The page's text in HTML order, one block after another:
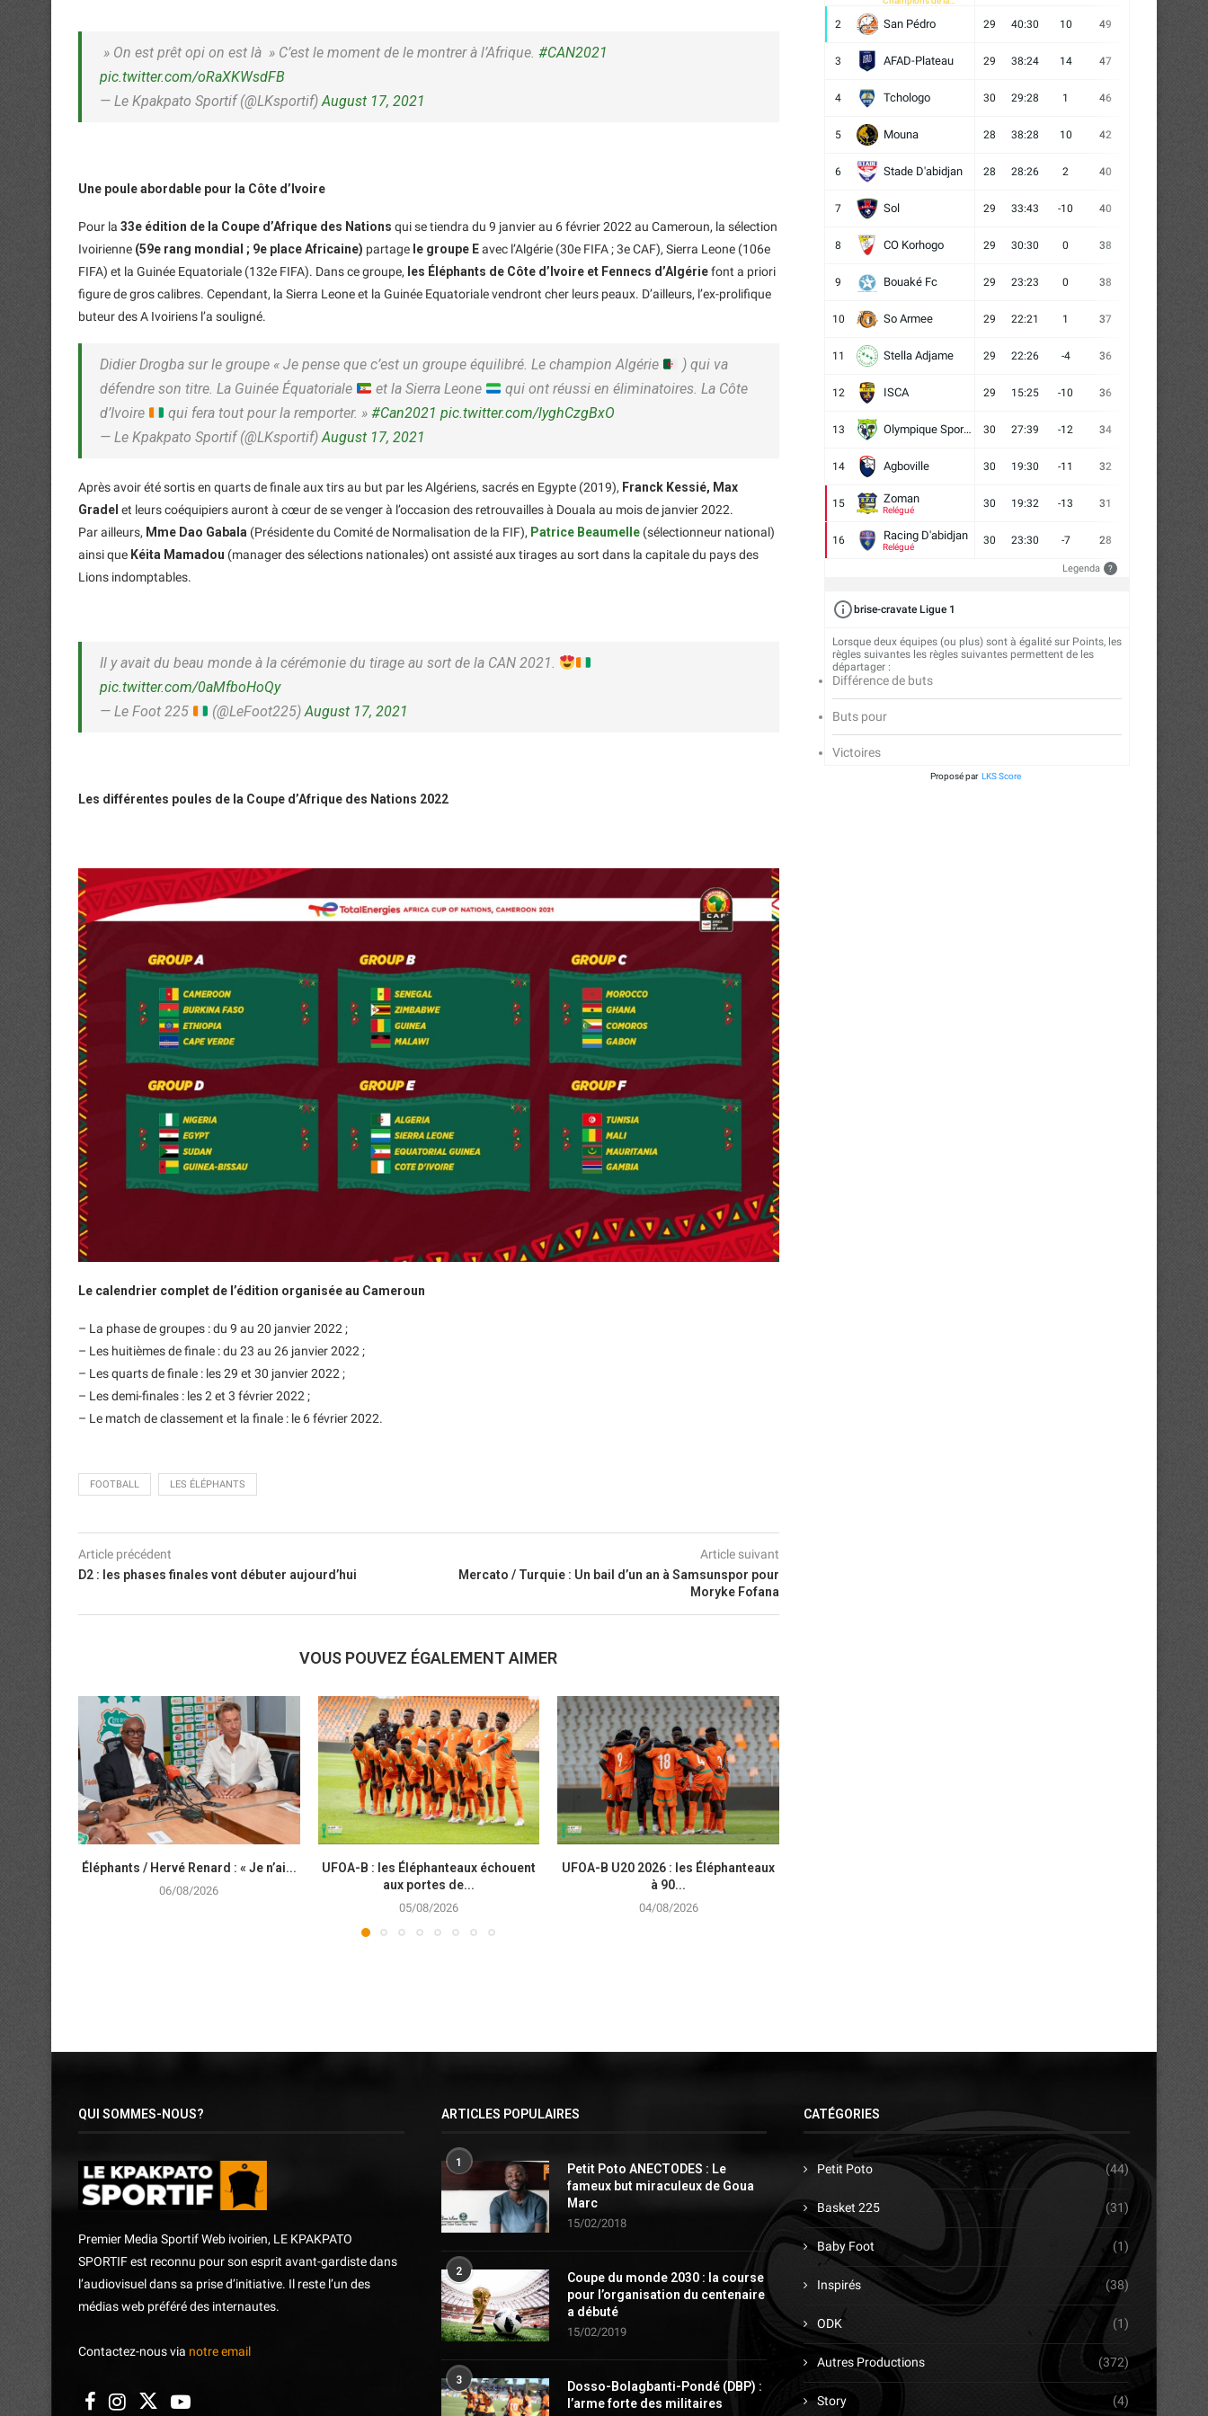
» On est prêt opi on est là » C’est le moment de le montrer à l’Afrique. #CAN2021
pic.twitter.com/oRaXKWsdFB
— Le Kpakpato Sportif (@LKsportif)August 17, 2021
Une poule abordable pour la Côte d’Ivoire
Pour la 33e édition de la Coupe d’Afrique des Nations qui se tiendra du 9 janvier au 6 février 2022 au Cameroun, la sélection
Ivoirienne (59e rang mondial ; 9e place Africaine) partage le groupe Eavec l’Algérie (30e FIFA ; 3e CAF), Sierra Leone (106e
FIFA) et la Guinée Equatoriale (132e FIFA). Dans ce groupe, les Éléphants de Côte d’Ivoire et Fennecs d’Algériefont a priori
figure de gros calibres. Cependant, la Sierra Leone et la Guinée Equatoriale vendront cher leurs peaux. D’ailleurs, l’ex-prolifique
buteur des A Ivoiriens l’a souligné.
Didier Drogba sur le groupe « Je pense que c’est un groupe équilibré. Le champion Algérie
) qui va
défendre son titre. La Guinée Équatoriale
et la Sierra Leone
qui ont réussi en éliminatoires. La Côte
d’Ivoire
qui fera tout pour la remporter. »#Can2021 pic.twitter.com/lyghCzgBxO
— Le Kpakpato Sportif (@LKsportif)August 17, 2021
Après avoir été sortis en quarts de finale aux tirs au but par les Algériens, sacrés en Egypte (2019), Franck Kessié, Max
Gradel et leurs coéquipiers auront à cœur de se venger à l’occasion des retrouvailles à Douala au mois de janvier 2022.
Par ailleurs, Mme Dao Gabala (Présidente du Comité de Normalisation de la FIF), Patrice Beaumelle (sélectionneur national)
ainsi que Kéita Mamadou (manager des sélections nationales) ont assisté aux tirages au sort dans la capitale du pays des
Lions indomptables.
Il y avait du beau monde à la cérémonie du tirage au sort de la CAN 2021.
pic.twitter.com/0aMfboHoQy
— Le Foot 225
(@LeFoot225)August 17, 2021
Les différentes poules de la Coupe d’Afrique des Nations 2022
Le calendrier complet de l’édition organisée au Cameroun
– La phase de groupes : du 9 au 20 janvier 2022 ;
– Les huitièmes de finale : du 23 au 26 janvier 2022 ;
– Les quarts de finale : les 29 et 30 janvier 2022 ;
– Les demi-finales : les 2 et 3 février 2022 ;
– Le match de classement et la finale : le 6 février 2022.
FOOTBALL LES ÉLÉPHANTS
Article précédent
D2 : les phases finales vont débuter aujourd’hui
Article suivant
Mercato / Turquie : Un bail d’un an à Samsunspor pour
Moryke Fofana
VOUS POUVEZ ÉGALEMENT AIMER
Éléphants / Hervé Renard : « Je n’ai...
06/08/2026
UFOA-B : les Éléphanteaux échouent
aux portes de...
05/08/2026
UFOA-B U20 2026 : les Éléphanteaux
à 90...
04/08/2026
2 San Pédro 29 40:30 10 49
3 AFAD-Plateau 29 38:24 14 47
4 Tchologo 30 29:28 1 46
5 Mouna 28 38:28 10 42
6 Stade D'abidjan 28 28:26 2 40
7 Sol 29 33:43 -10 40
8 CO Korhogo 29 30:30 0 38
9 Bouaké Fc 29 23:23 0 38
10 So Armee 29 22:21 1 37
11 Stella Adjame 29 22:26 -4 36
12 ISCA 29 15:25 -10 36
13 Olympique Sport d'Abobo FC 30 27:39 -12 34
14 Agboville 30 19:30 -11 32
15 Zoman
Relégué
30 19:32 -13 31
16 Racing D'abidjan
Relégué
30 23:30 -7 28
Legenda ?
brise-cravate Ligue 1
Lorsque deux équipes (ou plus) sont à égalité sur Points, les
règles suivantes les règles suivantes permettent de les
départager :
Différence de buts
Buts pour
Victoires
Proposé par LKS Score
QUI SOMMES-NOUS?
Premier Media Sportif Web ivoirien, LE KPAKPATO
SPORTIF est reconnu pour son esprit avant-gardiste dans
l’audiovisuel dans sa prise d’initiative. Il reste l’un des
médias web préféré des internautes.
Contactez-nous via notre email
ARTICLES POPULAIRES
1
Petit Poto ANECTODES : Le
fameux but miraculeux de Goua
Marc
15/02/2018
2
Coupe du monde 2030 : la course
pour l’organisation du centenaire
a débuté
15/02/2019
3
Dosso-Bolagbanti-Pondé (DBP) :
l’arme forte des militaires
CATÉGORIES
Petit Poto (44)
Basket 225 (31)
Baby Foot (1)
Inspirés (38)
ODK (1)
Autres Productions (372)
Story (4)